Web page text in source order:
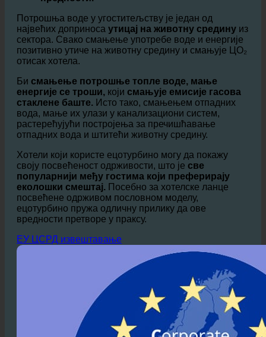
Поред финансијских погодности,
ецотурбино нуди значајне еколошке
предности.
Потрошња воде у угоститељству је један од
највећих доприноса
утицај на животну средину
позитивно утиче на животну средину и смањује ЦО₂
отисак хотела.
Бисмањење потрошње топле воде, мање
енергије се троши,који смањује емисије гасова
стаклене баште.Исто тако, смањењем отпадних
вода, мање их улази у канализациони систем,
растерећујући постројења за пречишћавање
отпадних вода и штитећи животну средину.
Хотели који користе ецотурбино могу да покажу
своју посвећеност одрживости, што јесве
популарнији међу гостима који преферирају
еколошки смештај.Посебно за хотелске ланце
посвећене одрживом пословном моделу,
ецотурбино пружа одличну прилику да ове
вредности претворе у праксу.